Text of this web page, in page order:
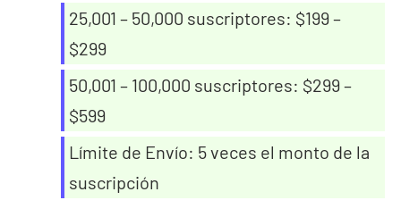
25,001 – 50,000 suscriptores: $199 –
$299
50,001 – 100,000 suscriptores: $299 –
$599
Límite de Envío: 5 veces el monto de la
suscripción